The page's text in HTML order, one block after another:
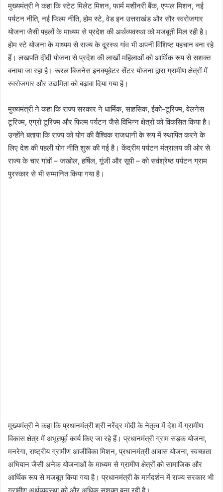
मुख्यमंत्री ने कहा कि स्टेट मिलेट मिशन, फार्म मशीनरी बैंक, एप्पल मिशन, नई
पर्यटन नीति, नई फिल्म नीति, होम स्टे, वेड इन उत्तराखंड और सौर स्वरोजगार
योजना जैसी पहलों के माध्यम से प्रदेश की अर्थव्यवस्था को मजबूती मिल रही है।
होम स्टे योजना के माध्यम से राज्य के दूरस्थ गांव भी अपनी विशिष्ट पहचान बना रहे
हैं। लखपति दीदी योजना से प्रदेश की लाखों महिलाओं को आर्थिक रूप से सशक्त
बनाया जा रहा है। रूरल बिजनेस इनक्यूबेटर सेंटर योजना द्वारा ग्रामीण क्षेत्रों में
स्वरोजगार और उद्यमिता को बढ़ावा दिया गया है।
मुख्यमंत्री ने कहा कि राज्य सरकार ने धार्मिक, साहसिक, ईको-टूरिज्म, वेलनेस
टूरिज्म, एग्रो टूरिज्म और फिल्म पर्यटन जैसे विभिन्न क्षेत्रों को विकसित किया है।
उन्होंने बताया कि राज्य को योग की वैश्विक राजधानी के रूप में स्थापित करने के
लिए देश की पहली योग नीति शुरू की गई है। केंद्रीय पर्यटन मंत्रालय की ओर से
राज्य के चार गांवों – जखोल, हर्षिल, गूंजी और सूपी – को सर्वश्रेष्ठ पर्यटन ग्राम
पुरस्कार से भी सम्मानित किया गया है।
मुख्यमंत्री ने कहा कि प्रधानमंत्री श्री नरेंद्र मोदी के नेतृत्व में देश में ग्रामीण
विकास क्षेत्र में अभूतपूर्व कार्य किए जा रहे हैं। प्रधानमंत्री ग्राम सड़क योजना,
मनरेगा, राष्ट्रीय ग्रामीण आजीविका मिशन, प्रधानमंत्री आवास योजना, स्वच्छता
अभियान जैसी अनेक योजनाओं के माध्यम से ग्रामीण क्षेत्रों को सामाजिक और
आर्थिक रूप से मजबूत किया गया है। प्रधानमंत्री के मार्गदर्शन में राज्य सरकार भी
ग्रामीण अर्थव्यवस्था को और अधिक सशक्त बना रही है।